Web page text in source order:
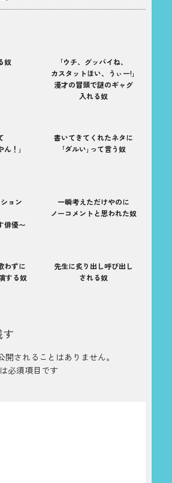
奴
｢ウチ、グッバイね、
カスタットほい、うぃー!｣
漫才の冒頭で謎のギャグ
入れる奴
ん！｣
書いてきてくれたネタに
｢ダルい｣って言う奴
ョン
俳優〜
一瞬考えただけやのに
ノーコメントと思われた奴
わずに
する奴
先生に炙り出し呼び出し
される奴
開されることはありません。
必須項目です